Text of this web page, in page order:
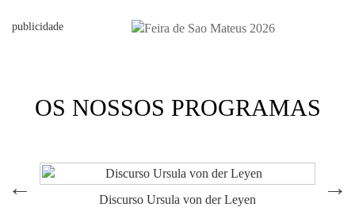
publicidade
OS NOSSOS PROGRAMAS
Discurso Ursula von der Leyen